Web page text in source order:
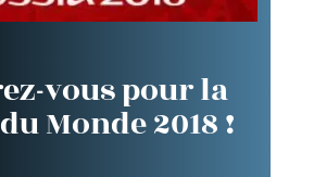
vous pour la
Monde 2018 !